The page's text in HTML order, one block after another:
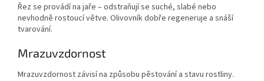
Řez se provádí na jaře – odstraňují se suché, slabé nebo
nevhodně rostoucí větve. Olivovník dobře regeneruje a snáší
tvarování.
Mrazuvzdornost
Mrazuvzdornost závisí na způsobu pěstování a stavu rostliny.